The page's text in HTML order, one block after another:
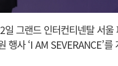
그랜드 인터컨티넨탈 서
행사 ‘I AM SEVERANCE’를